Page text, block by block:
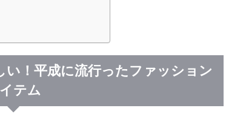
！平成に流行ったファッション
テム